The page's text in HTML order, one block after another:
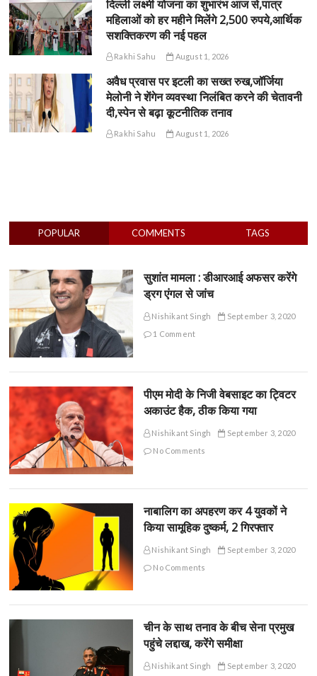
दिल्ली लक्ष्मी योजना का शुभारंभ आज से,पात्र
महिलाओं को हर महीने मिलेंगे 2,500 रुपये,आर्थिक
सशक्तिकरण की नई पहल
Rakhi Sahu August 1, 2026
अवैध प्रवास पर इटली का सख्त रुख,जॉर्जिया
मेलोनी ने शेंगेन व्यवस्था निलंबित करने की चेतावनी
दी,स्पेन से बढ़ा कूटनीतिक तनाव
Rakhi Sahu August 1, 2026
POPULAR COMMENTS TAGS
सुशांत मामला : डीआरआई अफसर करेंगे
ड्रग एंगल से जांच
Nishikant Singh
September 3, 2020
1 Comment
पीएम मोदी के निजी वेबसाइट का ट्विटर
अकाउंट हैक, ठीक किया गया
Nishikant Singh
September 3, 2020
No Comments
नाबालिग का अपहरण कर 4 युवकों ने
किया सामूहिक दुष्कर्म, 2 गिरफ्तार
Nishikant Singh
September 3, 2020
No Comments
चीन के साथ तनाव के बीच सेना प्रमुख
पहुंचे लद्दाख, करेंगे समीक्षा
Nishikant Singh
September 3, 2020